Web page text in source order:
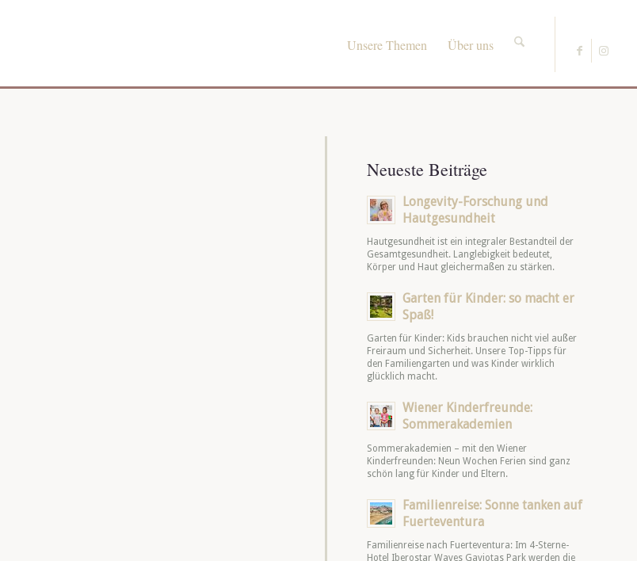
Unsere Themen Über uns
Neueste Beiträge
Longevity-Forschung und
Hautgesundheit
Hautgesundheit ist ein integraler Bestandteil der
Gesamtgesundheit. Langlebigkeit bedeutet,
Körper und Haut gleichermaßen zu stärken.
Garten für Kinder: so macht er
Spaß!
Garten für Kinder: Kids brauchen nicht viel außer
Freiraum und Sicherheit. Unsere Top-Tipps für
den Familiengarten und was Kinder wirklich
glücklich macht.
Wiener Kinderfreunde:
Sommerakademien
Sommerakademien – mit den Wiener
Kinderfreunden: Neun Wochen Ferien sind ganz
schön lang für Kinder und Eltern.
Familienreise: Sonne tanken auf
Fuerteventura
Familienreise nach Fuerteventura: Im 4-Sterne-
Hotel Iberostar Waves Gaviotas Park werden die